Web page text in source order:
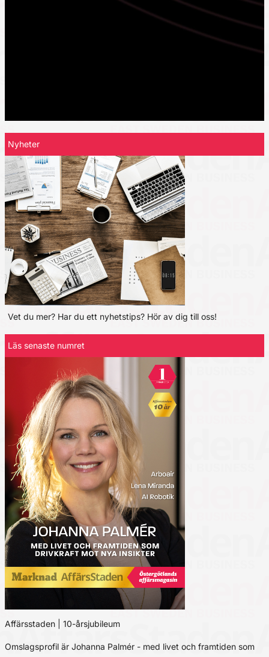
Nyheter
Vet du mer? Har du ett nyhetstips? Hör av dig till oss!
Läs senaste numret
Affärsstaden | 10-årsjubileum
Omslagsprofil är Johanna Palmér - med livet och framtiden som